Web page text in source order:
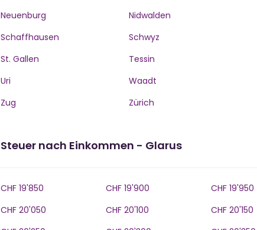
Neuenburg
Nidwalden
Schaffhausen
Schwyz
St. Gallen
Tessin
Uri
Waadt
Zug
Zürich
Steuer nach Einkommen - Glarus
CHF 19'850 CHF 19'900 CHF 19'950
CHF 20'050
CHF 20'100 CHF 20'150